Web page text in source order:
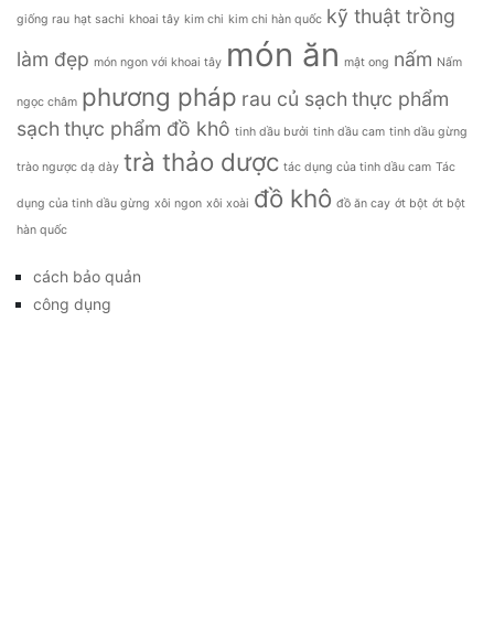
giống rau hạt sachi khoai tây kim chi kim chi hàn quốc kỹ thuật trồng
làm đẹp món ngon với khoai tây món ăn mật ong nấm Nấm
ngọc châm phương pháp rau củ sạch thực phẩm
sạch thực phẩm đồ khô tinh dầu bưởi tinh dầu cam tinh dầu gừng
trào ngược dạ dày trà thảo dược tác dụng của tinh dầu cam Tác
dụng của tinh dầu gừng xôi ngon xôi xoài đồ khô đồ ăn cay ớt bột ớt bột
hàn quốc
cách bảo quản
công dụng